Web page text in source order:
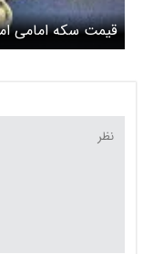
عقب نشینی کرد